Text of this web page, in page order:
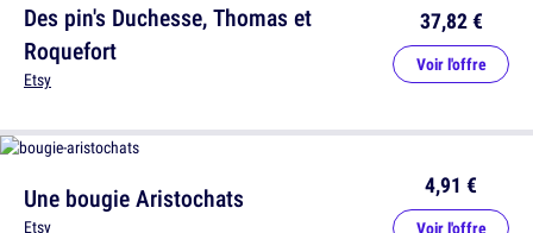
Des pin's Duchesse, Thomas et
Roquefort
Etsy
37,82 €
Voir l'offre
Une bougie Aristochats
Etsy
4,91 €
Voir l'offre